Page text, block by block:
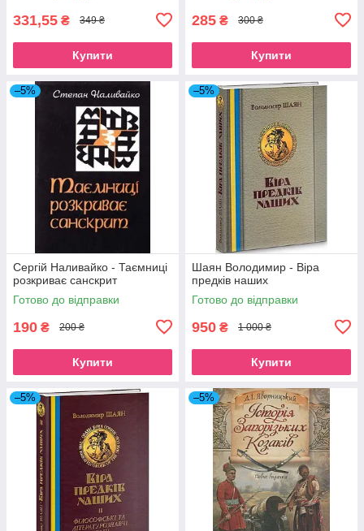
331,55 ₴ 349 ₴
Купити
285 ₴ 300 ₴
Купити
–5%
Сергій Наливайко - Таємниці
розкриває санскрит
Готово до відправки
190 ₴ 200 ₴
Купити
–5%
Шаян Володимир - Віра
предків наших
Готово до відправки
950 ₴ 1 000 ₴
Купити
–5% –5%